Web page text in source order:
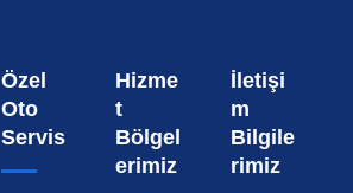
Özel
Oto
Servis
Hizme
t
Bölgel
erimiz
İletişi
m
Bilgile
rimiz